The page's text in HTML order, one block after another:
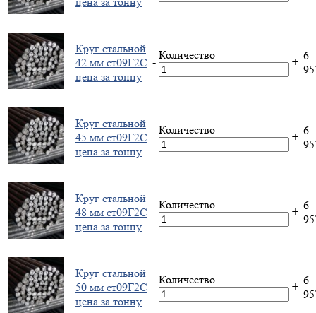
Круг стальной
42 мм ст09Г2С
цена за тонну
-
Количество
+ 6
Круг стальной
45 мм ст09Г2С
цена за тонну
-
Количество
+ 6
Круг стальной
48 мм ст09Г2С
цена за тонну
-
Количество
+ 6
Круг стальной
50 мм ст09Г2С
цена за тонну
-
Количество
+ 6